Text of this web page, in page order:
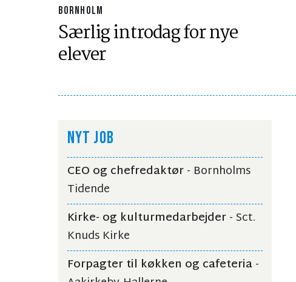
BORNHOLM
Særlig introdag for nye
elever
NYT JOB
CEO og chefredaktør- Bornholms
Tidende
Kirke- og kulturmedarbejder- Sct.
Knuds Kirke
Forpagter til køkken og cafeteria-